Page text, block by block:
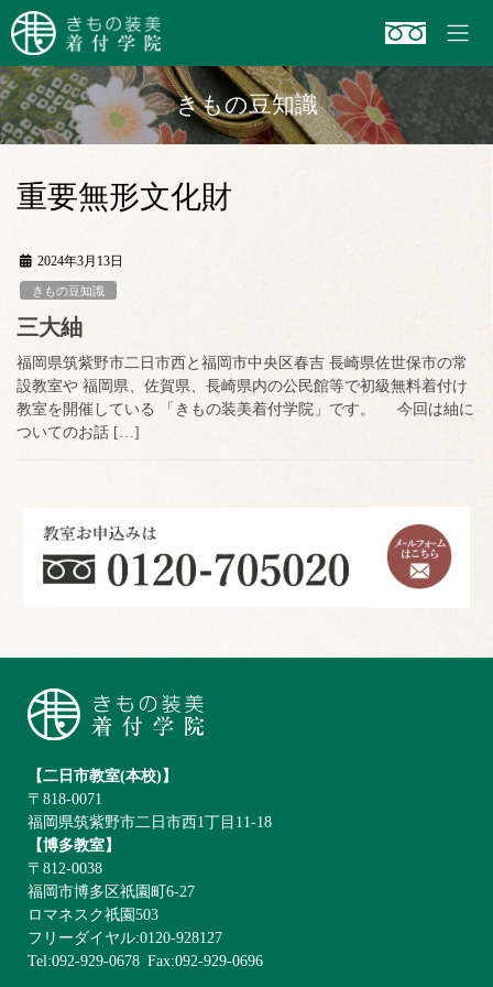
ン
ン
ツ
へ
ス
ビ
ー
シ
ョ
ン
きもの豆知識
重要無形文化財
2024年3月13日
きもの豆知識
三大紬
福岡県筑紫野市二日市西と福岡市中央区春吉 長崎県佐世保市の常
設教室や 福岡県、佐賀県、長崎県内の公民館等で初級無料着付け
教室を開催している 「きもの装美着付学院」です。 今回は紬に
ついてのお話 […]
【二日市教室(本校)】
〒818-0071
福岡県筑紫野市二日市西1丁目11-18
【博多教室】
〒812-0038
福岡市博多区祇園町6-27
ロマネスク祇園503
フリーダイヤル:0120-928127
Tel:092-929-0678 Fax:092-929-0696